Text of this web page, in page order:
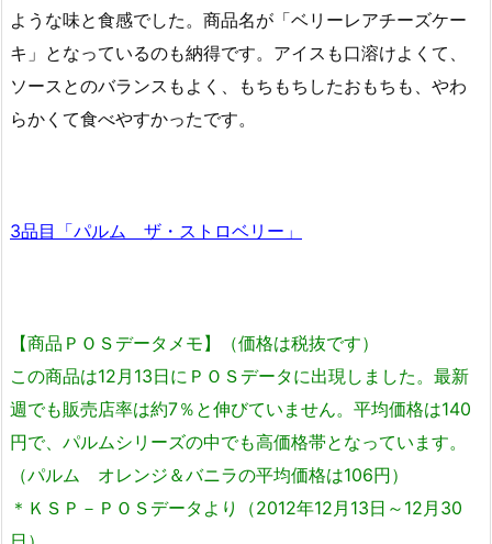
ような味と食感でした。商品名が「ベリーレアチーズケー
キ」となっているのも納得です。アイスも口溶けよくて、
ソースとのバランスもよく、もちもちしたおもちも、やわ
らかくて食べやすかったです。
3品目「パルム ザ・ストロベリー」
【商品ＰＯＳデータメモ】（価格は税抜です）
この商品は12月13日にＰＯＳデータに出現しました。最新
週でも販売店率は約7％と伸びていません。平均価格は140
円で、パルムシリーズの中でも高価格帯となっています。
（パルム オレンジ＆バニラの平均価格は106円）
＊ＫＳＰ－ＰＯＳデータより（2012年12月13日～12月30